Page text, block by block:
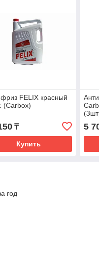
FELIX красный
(Carbox)
₸
Купить
5
год